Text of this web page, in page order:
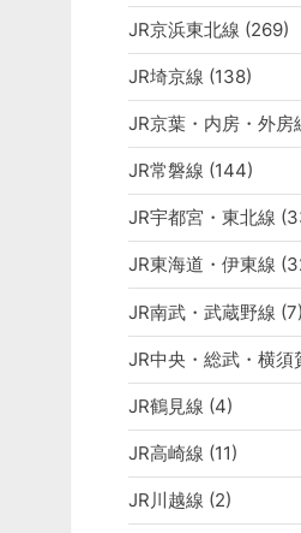
JR京浜東北線 (269)
JR埼京線 (138)
JR京葉・内房・外房
JR常磐線 (144)
JR宇都宮・東北線
JR東海道・伊東線
JR南武・武蔵野線 (7)
JR中央・総武・横須
JR鶴見線 (4)
JR高崎線 (11)
JR川越線 (2)